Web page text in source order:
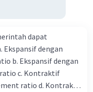
dapat
Ekspansif dengan
b. Ekspansif dengan
c. Kontraktif
ratio d. Kontraktif